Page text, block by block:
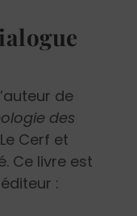
de
des
Cerf et
Ce livre est
: